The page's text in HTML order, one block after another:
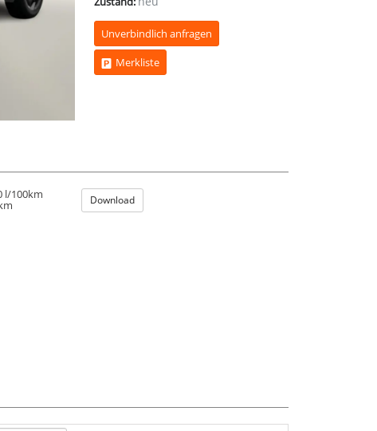
Unverbindlich anfragen
Merkliste
l/100km Download